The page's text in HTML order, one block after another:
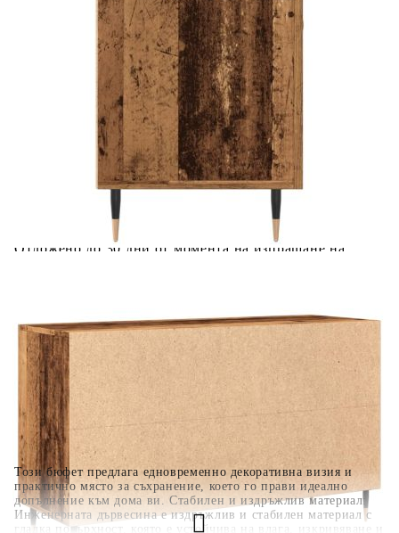
Този бюфет предлага едновременно декоративна визия и
практично място за съхранение, което го прави идеално
допълнение към дома ви. Стабилен и издръжлив материал:
Инженерната дървесина е издръжлив и стабилен материал с
гладка повърхност, която е устойчива на влага, изкривяване и
Предоставената таблица е с информационна цел.
Добавете продукта в количката си с бутона "Добави в
количката" и при поръчка ще можете да изберете броя
вноски на кредита.
Предоставената таблица е с информационна цел.
Добавете продукта в количката си с бутона "Добави в
количката" и при поръчка ще можете да изберете броя
вноски на кредита.
Когато плащате с NewPay, всъщност NewPay плаща
поръчката Ви вместо Вас. Вие я получавате и
разполагате с три начина да я платите към тях:
Отложено до 30 дни от момента на изпращане на
поръчката си на момента с карта. Останалата сума се
разделя на 3 равни месечни вноски без оскъпяване. За
покупки на стойност до 1000 лв. / €511.31
Плащане на 6 вноски. Стойността на поръчката се
разпределя в 6 равни месечни вноски с оскъпяване. За
покупки на стойност до 2000 лв. / €1022.61